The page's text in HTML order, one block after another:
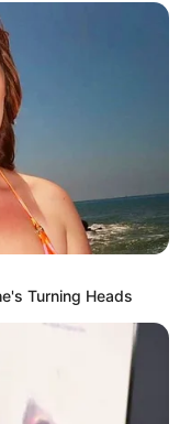
Turning Heads